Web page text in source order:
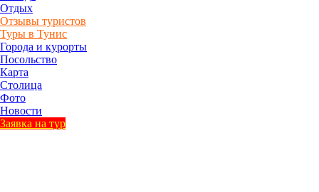
Отдых
Отзывы туристов
Туры в Тунис
Города и курорты
Посольство
Карта
Столица
Фото
Новости
Заявка на тур